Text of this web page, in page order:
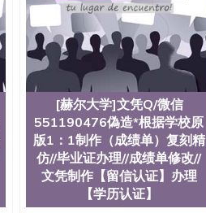
[赫尔大学]文凭Q/微信
551190476偽造*根据学校原
版1：1制作（成绩单）复刻精
仿//毕业证办理//成绩单修改//
文凭制作【留信认证】办理
【学历认证】